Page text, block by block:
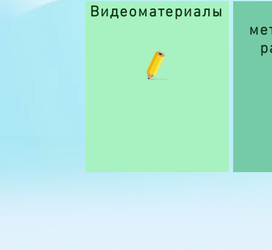
Видеоматериалы